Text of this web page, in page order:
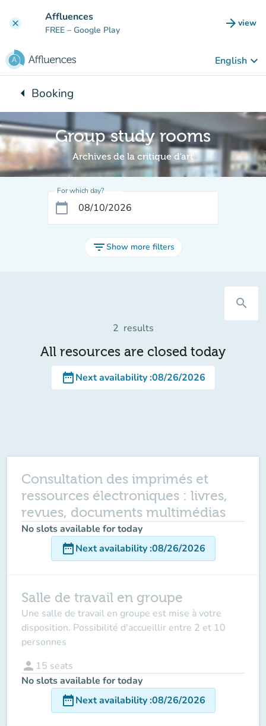
clear Affluences
FREE – Google Play arrow_forward view
(new
English keyboard_arrow_down
arrow_leftBack to:
Booking
Group study rooms
Archives de la critique d'art
For which day?
calendar_today
filter_listShow more filters
search
2 results
All resources are closed today
date_rangeNext availability:08/26/2026
Consultation des imprimés et
ressources électroniques : livres,
revues, documents multimédias
No slots available for today
date_rangeNext availability:08/26/2026
Salle de travail en groupe
Une salle de travail en groupe est mise à votre
disposition. Possibilité d'accueillir entre 2 et 10
personnes
person 15 seats
No slots available for today
date_rangeNext availability:08/26/2026